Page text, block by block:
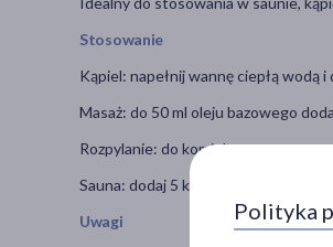
Stosowanie
Kąpiel: napełnij wannę ciepłą wodą
Masaż: do 50 ml oleju bazowego
Rozpylanie: do kominka
Sauna: dodaj 5 kropli mieszanki do 1
Uwagi
Polityka